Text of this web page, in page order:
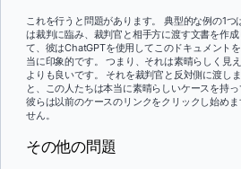
これを行うと問題があります。 典型的な例の1
は裁判に臨み、裁判官と相手方に渡す文書を作
て、彼はChatGPTを使用してこのドキュメント
当に印象的です。 つまり、それは素晴らしく見
よりも良いです。 それを裁判官と反対側に渡し
と、この人たちは本当に素晴らしいケースを持っ
彼らは以前のケースのリンクをクリックし始め
せん。
その他の問題